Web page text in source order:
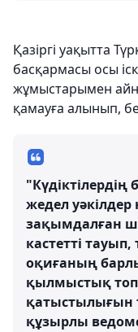
Қазіргі уақытта
басқармасы осы
жұмыстарымен
қамауға алынып,
"Күдіктілердің
жедел уәкілдер
зақымдалған
кастетті тауып,
оқиғаның
қылмыстық
қатыстылығын
құзырлы